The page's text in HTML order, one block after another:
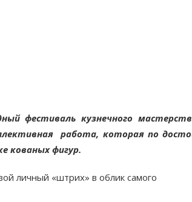
фестиваль кузнечного
работа, которая по
кованых фигур.
личный «штрих» в облик самого